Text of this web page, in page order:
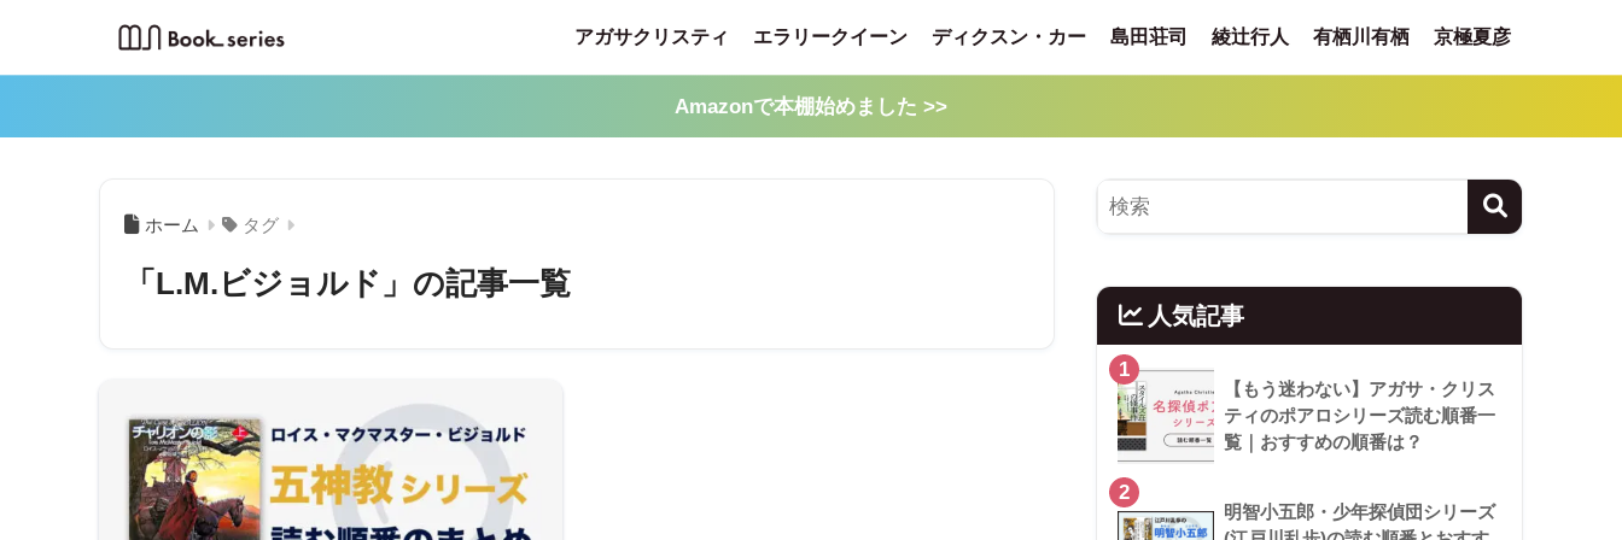
アガサクリスティ エラリークイーン ディクスン・カー 島田荘司 綾辻行人 有栖川有栖 京極夏彦
Amazonで本棚始めました >>
ホーム タグ
「L.M.ビジョルド」の記事一覧
人気記事
1
【もう迷わない】アガサ・クリス
ティのポアロシリーズ読む順番一
覧｜おすすめの順番は？
2
明智小五郎・少年探偵団シリーズ